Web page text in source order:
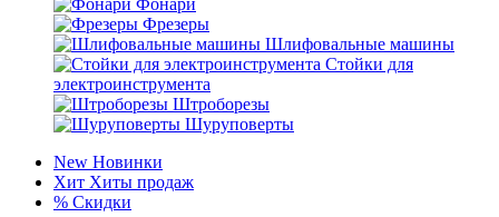
Фонари
Фрезеры
Шлифовальные машины
Стойки для
электроинструмента
Штроборезы
Шуруповерты
New Новинки
Хит Хиты продаж
% Скидки